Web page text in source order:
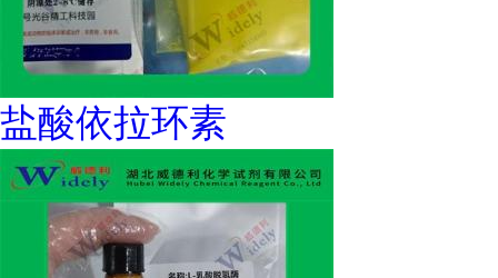
盐酸依拉环素